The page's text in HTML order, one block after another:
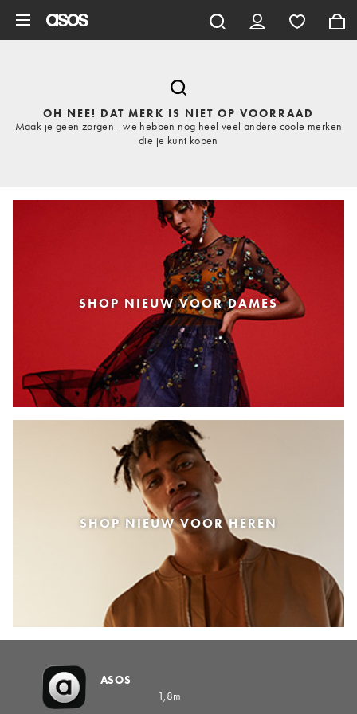
OH NEE! DAT MERK IS NIET OP VOORRAAD
Maak je geen zorgen - we hebben nog heel veel andere coole merken
die je kunt kopen
SHOP NIEUW VOOR DAMES
SHOP NIEUW VOOR HEREN
ASOS
1,8m